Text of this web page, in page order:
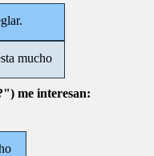
mucho
me interesan: